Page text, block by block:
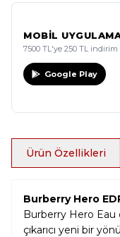
MOBİL
7500 TL'ye 250 TL indirim
Google Play
Ürün Özellikleri
Burberry Hero
Burberry Hero Eau
çıkarıcı yeni bir